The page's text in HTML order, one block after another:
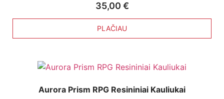
35,00 €
PLAČIAU
Aurora Prism RPG Resininiai Kauliukai